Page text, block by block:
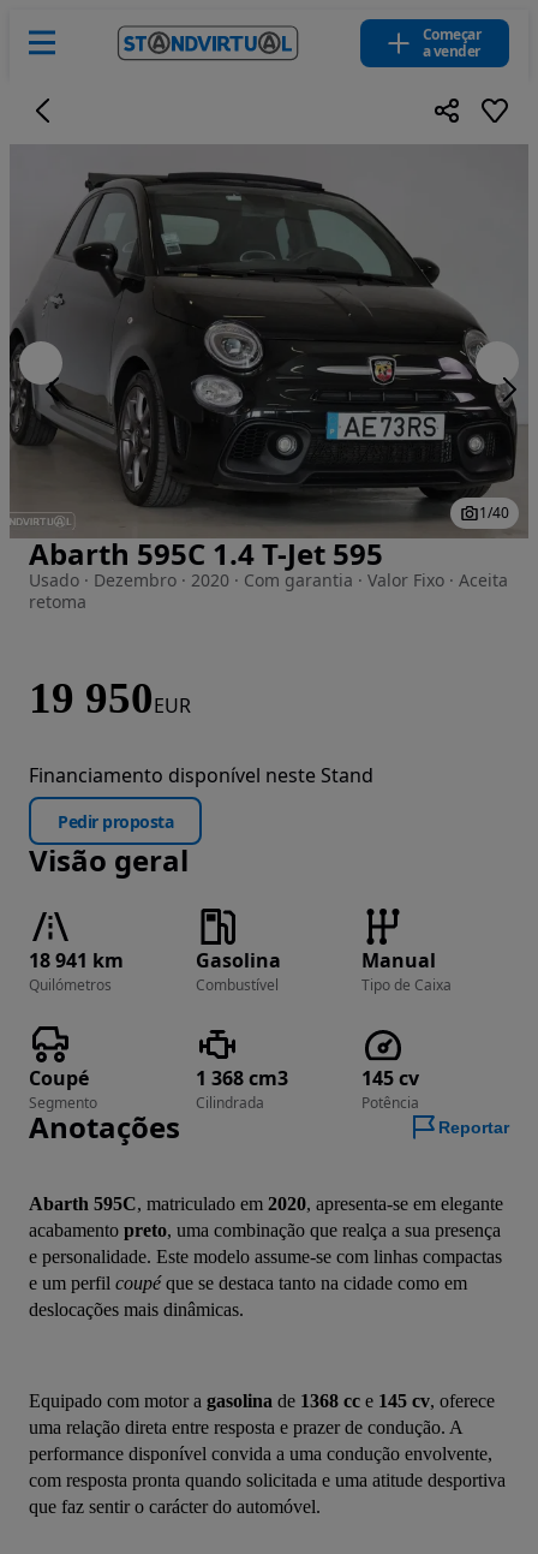
Começar
a vender
Imagem 1 de 40
1/40
Abarth 595C 1.4 T-Jet 595
Usado · Dezembro · 2020 · Com garantia · Valor Fixo · Aceita
retoma
19 950EUR
Financiamento disponível neste Stand
Pedir proposta
Visão geral
18 941 km
Quilómetros
Gasolina
Combustível
Manual
Tipo de Caixa
Coupé
Segmento
1 368 cm3
Cilindrada
145 cv
Potência
Anotações Reportar
Abarth 595C, matriculado em 2020, apresenta-se em elegante
acabamento preto, uma combinação que realça a sua presença
e personalidade. Este modelo assume-se com linhas compactas
e um perfil coupé que se destaca tanto na cidade como em
deslocações mais dinâmicas.
Equipado com motor a gasolina de 1368 cc e 145 cv, oferece
uma relação direta entre resposta e prazer de condução. A
performance disponível convida a uma condução envolvente,
com resposta pronta quando solicitada e uma atitude desportiva
que faz sentir o carácter do automóvel.